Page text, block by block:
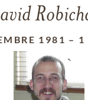
1981 – 1